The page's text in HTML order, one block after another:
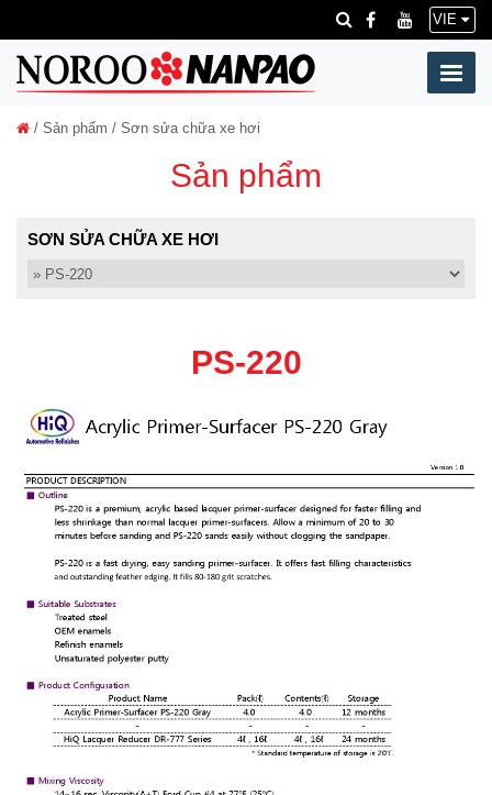
VIE
/ Sản phẩm / Sơn sửa chữa xe hơi
Sản phẩm
SƠN SỬA CHỮA XE HƠI
PS-220